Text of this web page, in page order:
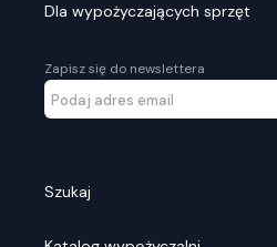
Dla wypożyczających sprzęt
Zapisz się do newslettera
Szukaj